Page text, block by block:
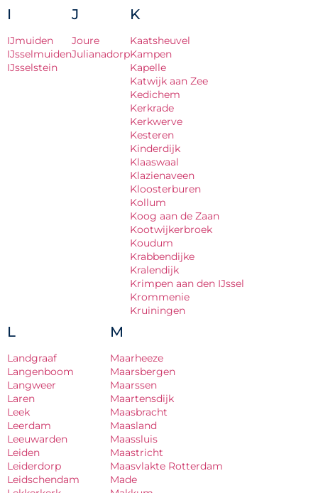
I
IJmuiden
IJsselmuiden
IJsselstein
J
Joure
Julianadorp
K
Kaatsheuvel
Kampen
Kapelle
Katwijk aan Zee
Kedichem
Kerkrade
Kerkwerve
Kesteren
Kinderdijk
Klaaswaal
Klazienaveen
Kloosterburen
Kollum
Koog aan de Zaan
Kootwijkerbroek
Koudum
Krabbendijke
Kralendijk
Krimpen aan den IJssel
Krommenie
Kruiningen
L
Landgraaf
Langenboom
Langweer
Laren
Leek
Leerdam
Leeuwarden
Leiden
Leiderdorp
Leidschendam
M
Maarheeze
Maarsbergen
Maarssen
Maartensdijk
Maasbracht
Maasland
Maassluis
Maastricht
Maasvlakte Rotterdam
Made